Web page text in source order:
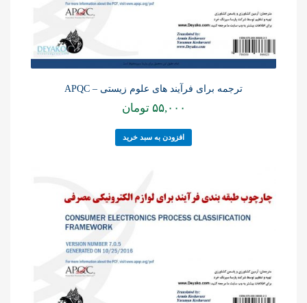
ترجمه برای فرآیند های علوم زیستی – APQC
۵۵,۰۰۰ تومان
افزودن به سبد خرید